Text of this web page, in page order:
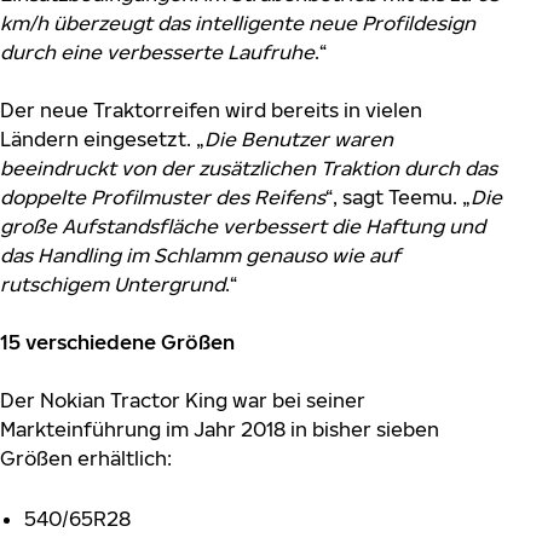
km/h überzeugt das intelligente neue Profildesign
durch eine verbesserte Laufruhe.“
Der neue Traktorreifen wird bereits in vielen
Ländern eingesetzt. „Die Benutzer waren
beeindruckt von der zusätzlichen Traktion durch das
doppelte Profilmuster des Reifens“, sagt Teemu. „Die
große Aufstandsfläche verbessert die Haftung und
das Handling im Schlamm genauso wie auf
rutschigem Untergrund.“
15 verschiedene Größen
Der Nokian Tractor King war bei seiner
Markteinführung im Jahr 2018 in bisher sieben
Größen erhältlich:
540/65R28